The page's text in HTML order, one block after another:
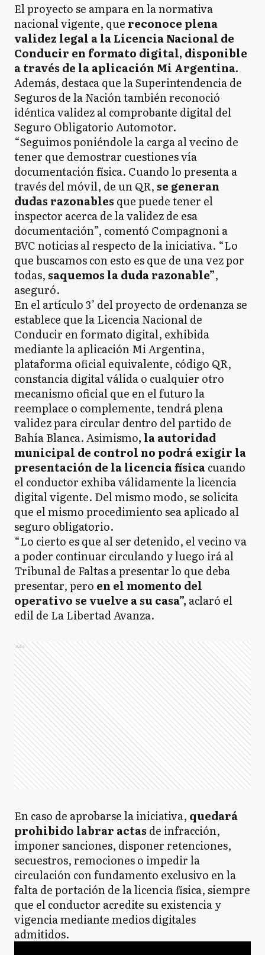
El proyecto se ampara en la normativa
nacional vigente, que reconoce plena
validez legal a la Licencia Nacional de
Conducir en formato digital, disponible
a través de la aplicación Mi Argentina.
Además, destaca que la Superintendencia de
Seguros de la Nación también reconoció
idéntica validez al comprobante digital del
Seguro Obligatorio Automotor.
“Seguimos poniéndole la carga al vecino de
tener que demostrar cuestiones vía
documentación física. Cuando lo presenta a
través del móvil, de un QR, se generan
dudas razonables que puede tener el
inspector acerca de la validez de esa
documentación”, comentó Compagnoni a
BVC noticias al respecto de la iniciativa. “Lo
que buscamos con esto es que de una vez por
todas, saquemos la duda razonable”,
aseguró.
En el artículo 3° del proyecto de ordenanza se
establece que la Licencia Nacional de
Conducir en formato digital, exhibida
mediante la aplicación Mi Argentina,
plataforma oficial equivalente, código QR,
constancia digital válida o cualquier otro
mecanismo oficial que en el futuro la
reemplace o complemente, tendrá plena
validez para circular dentro del partido de
Bahía Blanca. Asimismo, la autoridad
municipal de control no podrá exigir la
presentación de la licencia físicacuando
el conductor exhiba válidamente la licencia
digital vigente. Del mismo modo, se solicita
que el mismo procedimiento sea aplicado al
seguro obligatorio.
“Lo cierto es que al ser detenido, el vecino va
a poder continuar circulando y luego irá al
Tribunal de Faltas a presentar lo que deba
presentar, pero en el momento del
operativo se vuelve a su casa”, aclaró el
edil de La Libertad Avanza.
Ads
En caso de aprobarse la iniciativa, quedará
prohibido labrar actas de infracción,
imponer sanciones, disponer retenciones,
secuestros, remociones o impedir la
circulación con fundamento exclusivo en la
falta de portación de la licencia física, siempre
que el conductor acredite su existencia y
vigencia mediante medios digitales
admitidos.